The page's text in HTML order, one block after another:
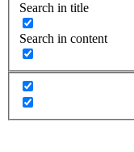
Search in title
Search in content